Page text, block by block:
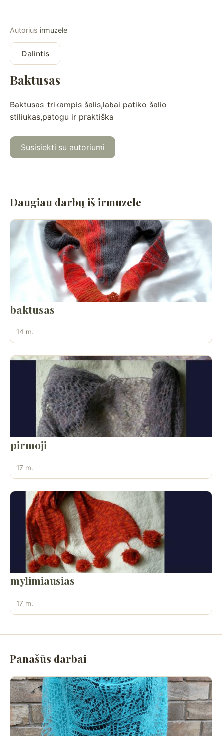
Autorius irmuzele
Dalintis
Baktusas
Baktusas-trikampis šalis,labai patiko šalio
stiliukas,patogu ir praktiška
Susisiekti su autoriumi
Daugiau darbų iš irmuzele
baktusas
14 m.
pirmoji
17 m.
mylimiausias
17 m.
Panašūs darbai